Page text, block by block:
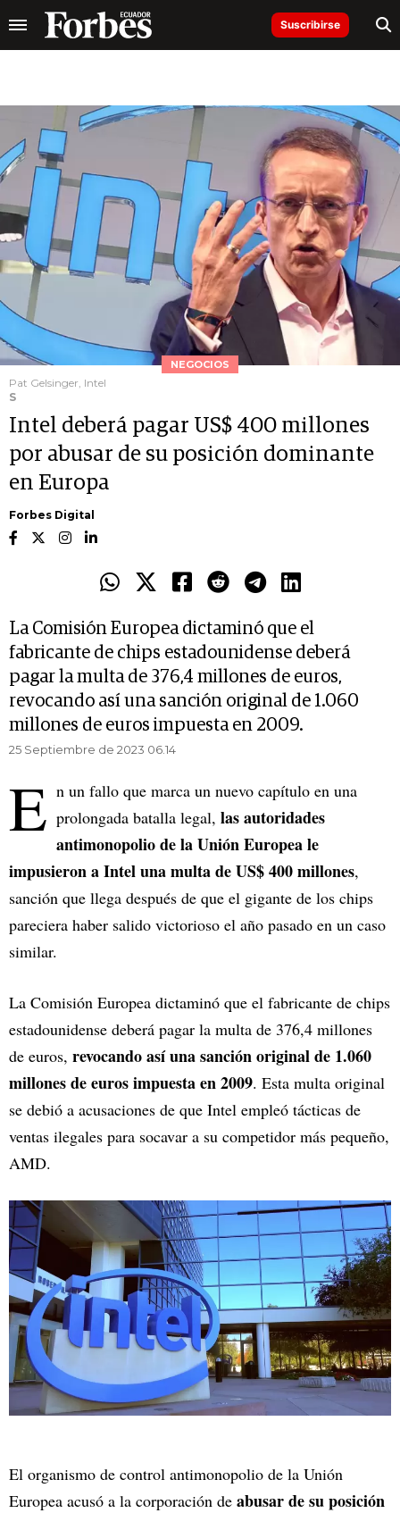
Suscribirse
NEGOCIOS
Pat Gelsinger, Intel
S
Intel deberá pagar US$ 400 millones
por abusar de su posición dominante
en Europa
Forbes Digital
La Comisión Europea dictaminó que el
fabricante de chips estadounidense deberá
pagar la multa de 376,4 millones de euros,
revocando así una sanción original de 1.060
millones de euros impuesta en 2009.
25 Septiembre de 2023 06.14
E n un fallo que marca un nuevo capítulo en una
prolongada batalla legal, las autoridades
antimonopolio de la Unión Europea le
impusieron a Intel una multa de US$ 400 millones,
sanción que llega después de que el gigante de los chips
pareciera haber salido victorioso el año pasado en un caso
similar.
La Comisión Europea dictaminó que el fabricante de chips
estadounidense deberá pagar la multa de 376,4 millones
de euros, revocando así una sanción original de 1.060
millones de euros impuesta en 2009. Esta multa original
se debió a acusaciones de que Intel empleó tácticas de
ventas ilegales para socavar a su competidor más pequeño,
AMD.
El organismo de control antimonopolio de la Unión
Europea acusó a la corporación de abusar de su posición